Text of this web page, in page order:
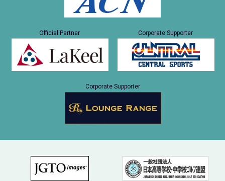
Official Partner Corporate Supporter
Corporate Supporter